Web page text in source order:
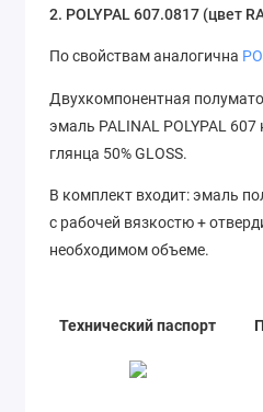
2. POLYPAL 607.0817 (цвет
По свойствам аналогична
Двухкомпонентная
эмаль PALINAL POLYPAL 607
глянца 50% GLOSS.
В комплект входит: эмаль
с рабочей вязкостю +
необходимом объеме.
Технический паспорт